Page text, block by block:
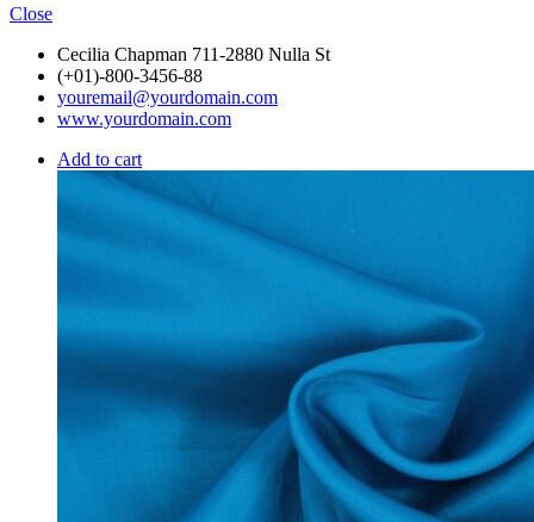
Close
Cecilia Chapman 711-2880 Nulla St
(+01)-800-3456-88
youremail@yourdomain.com
www.yourdomain.com
Add to cart